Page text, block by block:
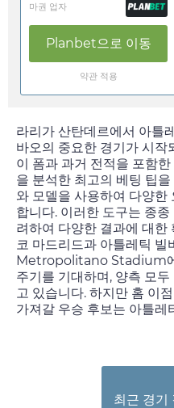
마권 업자
Planbet으로 이동
약관 적용
라리가 산탄데르에서 아틀
바오의 중요한 경기가 시작
이 폼과 과거 전적을 포함
을 분석한 최고의 베팅 팁
와 모델을 사용하여 다양한
합니다. 이러한 도구는 종
려하여 다양한 결과에 대한
코 마드리드과 아틀레틱 빌
Metropolitano Stadium에
주기를 기대하며, 양측 모
고 있습니다. 하지만 홈 이
가져갈 우승 후보는 아틀레
최근 경기